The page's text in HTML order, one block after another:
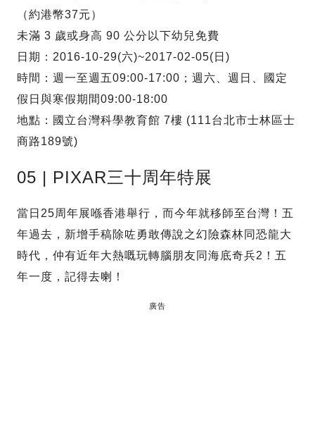
（約港幣37元）
未滿 3 歲或身高 90 公分以下幼兒免費
日期：2016-10-29(六)~2017-02-05(日)
時間：週一至週五09:00-17:00；週六、週日、國定
假日與寒假期間09:00-18:00
地點：國立台灣科學教育館 7樓 (111台北市士林區士
商路189號)
05 | PIXAR三十周年特展
當日25周年展喺香港舉行，而今年就移師至台灣！五
年過去，新增手稿除咗勇敢傳說之幻險森林同恐龍大
時代，仲有近年大熱嘅玩轉腦朋友同海底奇兵2！五
年一度，記得去喇！
廣告